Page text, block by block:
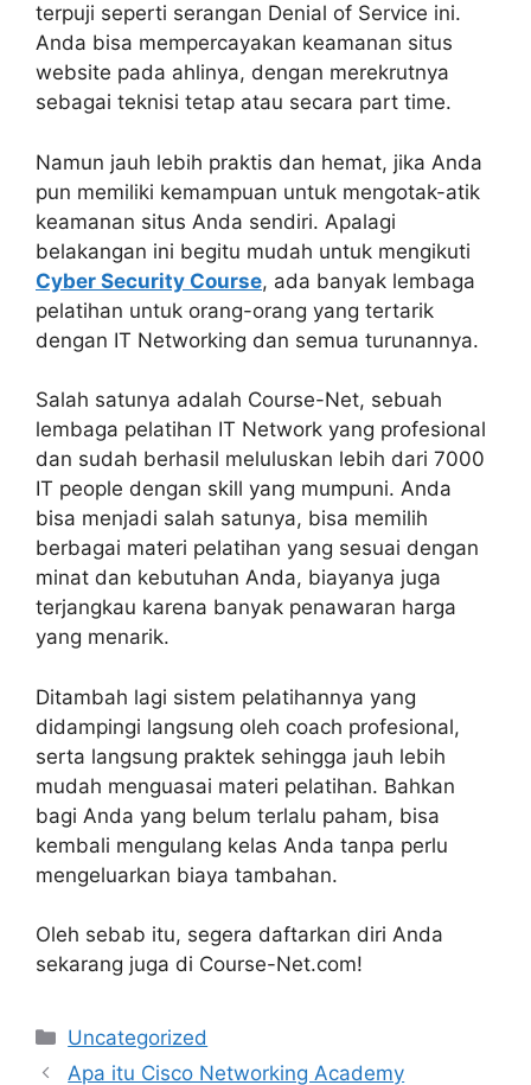
terpuji seperti serangan Denial of Service ini.
Anda bisa mempercayakan keamanan situs
website pada ahlinya, dengan merekrutnya
sebagai teknisi tetap atau secara part time.
Namun jauh lebih praktis dan hemat, jika Anda
pun memiliki kemampuan untuk mengotak-atik
keamanan situs Anda sendiri. Apalagi
belakangan ini begitu mudah untuk mengikuti
Cyber Security Course, ada banyak lembaga
pelatihan untuk orang-orang yang tertarik
dengan IT Networking dan semua turunannya.
Salah satunya adalah Course-Net, sebuah
lembaga pelatihan IT Network yang profesional
dan sudah berhasil meluluskan lebih dari 7000
IT people dengan skill yang mumpuni. Anda
bisa menjadi salah satunya, bisa memilih
berbagai materi pelatihan yang sesuai dengan
minat dan kebutuhan Anda, biayanya juga
terjangkau karena banyak penawaran harga
yang menarik.
Ditambah lagi sistem pelatihannya yang
didampingi langsung oleh coach profesional,
serta langsung praktek sehingga jauh lebih
mudah menguasai materi pelatihan. Bahkan
bagi Anda yang belum terlalu paham, bisa
kembali mengulang kelas Anda tanpa perlu
mengeluarkan biaya tambahan.
Oleh sebab itu, segera daftarkan diri Anda
sekarang juga di Course-Net.com!
Kategori
Uncategorized
Apa itu Cisco Networking Academy